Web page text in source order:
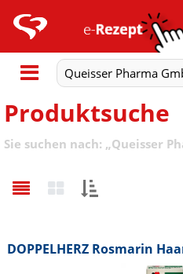
Produktsuche
Sie suchen nach: „Queisser
DOPPELHERZ Rosmarin